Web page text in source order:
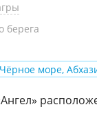
берега
Чёрное море,